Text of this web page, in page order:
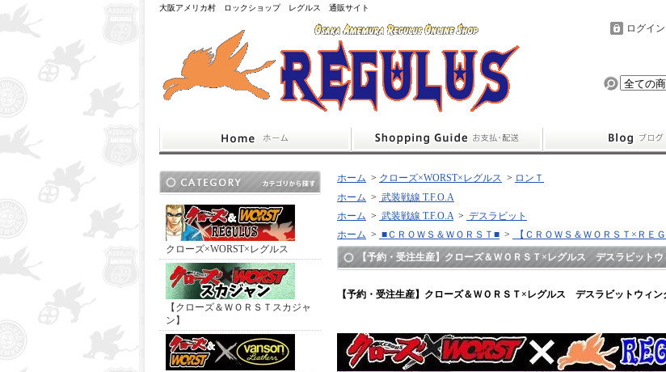
大阪アメリカ村 ロックショップ レグルス 通販サイト
ログイン
クローズ×WORST×レグルス
【クローズ＆ＷＯＲＳＴスカジャ
ン】
ホーム > クローズ×WORST×レグルス > ロンＴ
ホーム > 武装戦線 T.F.O.A
ホーム > 武装戦線 T.F.O.A> デスラビット
ホーム > ■ＣＲＯＷＳ＆ＷＯＲＳＴ■ > 【ＣＲＯＷＳ＆ＷＯＲＳＴ×ＲＥＧ
【予約・受注生産】クローズ＆ＷＯＲＳＴ×レグルス デスラビット
【予約・受注生産】クローズ＆ＷＯＲＳＴ×レグルス デスラビットウィ